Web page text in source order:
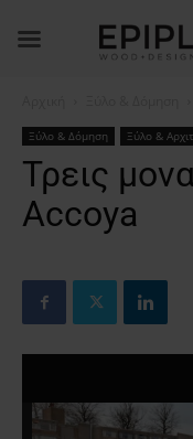
Ξύλο & Δόμηση Ξύλο &
Τρεις
Accoya